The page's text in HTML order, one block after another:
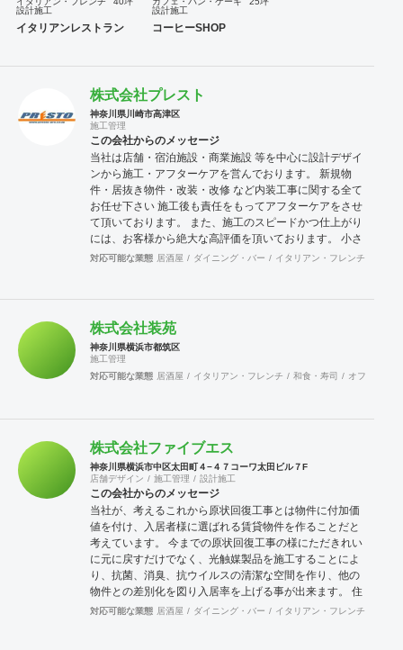
設計施工
イタリアンレストラン
設計施工
コーヒーSHOP
株式会社プレスト
神奈川県川崎市高津区
施工管理
この会社からのメッセージ
当社は店舗・宿泊施設・商業施設 等を中心に設計デザイ
ンから施工・アフターケアを営んでおります。 新規物
件・居抜き物件・改装・改修 など内装工事に関する全て
お任せ下さい 施工後も責任をもってアフターケアをさせ
て頂いております。 また、施工のスピードかつ仕上がり
には、お客様から絶大な高評価を頂いております。 小さ
な設備工事や補修工事も迅速にご対応致しますので、困
対応可能な業態 居酒屋 ダイニング・バー イタリアン・フレンチ
株式会社装苑
神奈川県横浜市都筑区
施工管理
対応可能な業態 居酒屋 イタリアン・フレンチ 和食・寿司 オフィス
株式会社ファイブエス
神奈川県横浜市中区太田町４−４７コーワ太田ビル７F
店舗デザイン
施工管理 設計施工
この会社からのメッセージ
当社が、考えるこれから原状回復工事とは物件に付加価
値を付け、入居者様に選ばれる賃貸物件を作ることだと
考えています。 今までの原状回復工事の様にただきれい
に元に戻すだけでなく、光触媒製品を施工することによ
り、抗菌、消臭、抗ウイルスの清潔な空間を作り、他の
物件との差別化を図り入居率を上げる事が出来ます。 住
居、店舗、事務所等幅広く対応いたしますので、空室で
対応可能な業態 居酒屋 ダイニング・バー イタリアン・フレンチ